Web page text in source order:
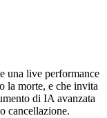
una live performance
la morte, e che invita
di IA avanzata
cancellazione.